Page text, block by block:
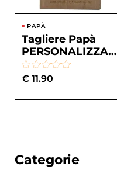
PAPÀ
Tagliere Papà
PERSONALIZZABI
LE festa del papà
La rinomata
€ 11.90
Categorie